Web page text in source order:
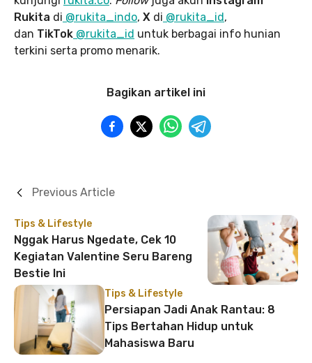
Rukita di @rukita_indo, X di @rukita_id,
dan TikTok @rukita_id untuk berbagai info hunian
terkini serta promo menarik.
Bagikan artikel ini
Tips & Lifestyle
Nggak Harus Ngedate, Cek 10
Kegiatan Valentine Seru Bareng
Bestie Ini
Previous Article
Tips & Lifestyle
Persiapan Jadi Anak Rantau: 8
Tips Bertahan Hidup untuk
Mahasiswa Baru